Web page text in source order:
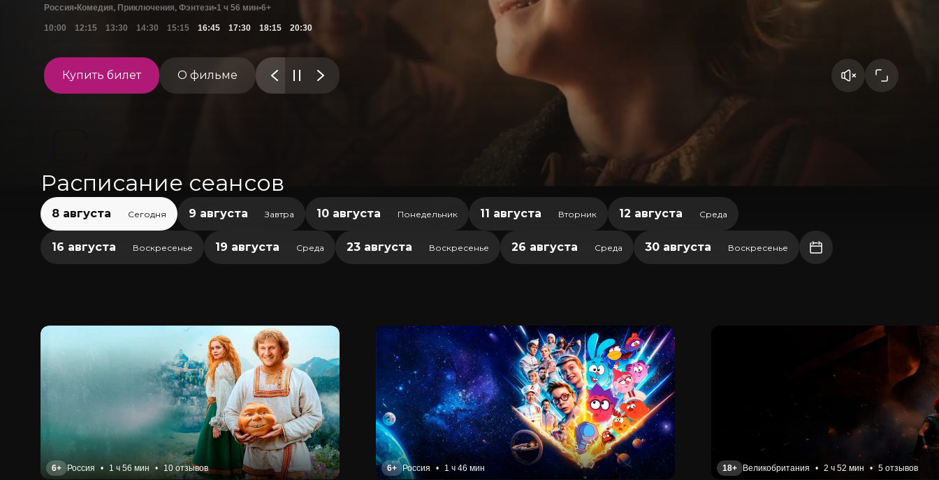
Россия•Комедия, Приключения, Фэнтези•1 ч 56 мин•6+
10:00 12:15 13:30 14:30 15:15 16:45 17:30 18:15 20:30
Купить билет О фильме
Расписание сеансов
8 августа Сегодня 9 августа Завтра 10 августа Понедельник 11 августа Вторник 12 августа Среда
16 августа Воскресенье 19 августа Среда 23 августа Воскресенье 26 августа Среда 30 августа Воскресенье
6+ Россия • 1 ч 56 мин • 10 отзывов 6+ Россия • 1 ч 46 мин 18+ Великобритания • 2 ч 52 мин • 5 отзывов